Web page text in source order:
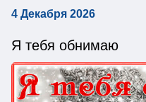
4 Декабря 2026
Я тебя обнимаю